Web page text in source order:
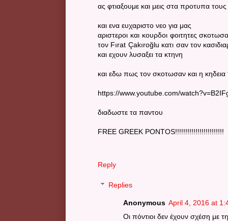
ας φτιαξουμε και μεις στα προτυπα
και ενα ευχαριστο νεο για μας
αριστεροι και κουρδοι φοιτητες
τον Fırat Çakıroğlu κατι σαν τον
και εχουν λυσαξει τα κτηνη
και εδω πως τον σκοτωσαν και η κηδεια
https://www.youtube.com/
διαδωστε τα παντου
FREE GREEK PONTOS!!!!!!!!!!!!!!!!!!!!!!!!
Reply
Replies
Anonymous April 4, 2016 at
Oι πόντιοι δεν έχουν σχέση με